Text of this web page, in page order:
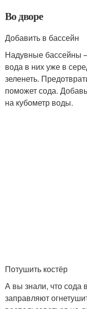
Во дворе
Добавить в бассейн
Надувные бассейны
вода в них уже в
зеленеть.
поможет сода.
на кубометр воды.
Потушить костёр
А вы знали, что сода
заправляют